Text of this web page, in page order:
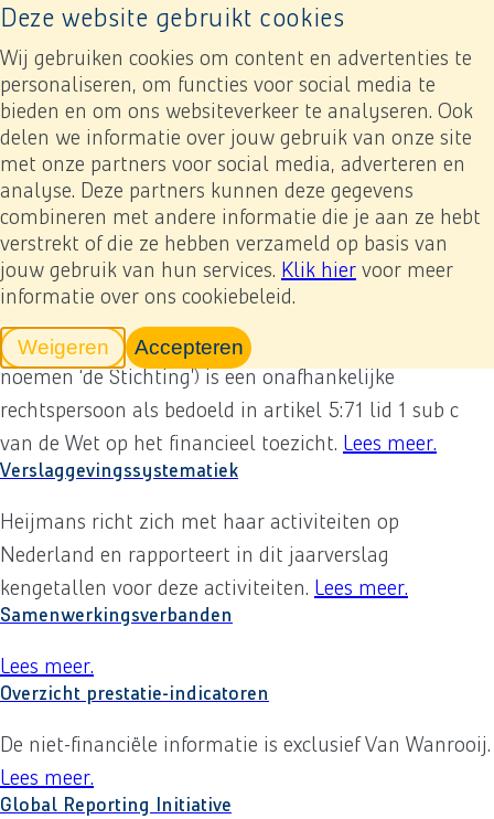
Deze website gebruikt cookies
Wij gebruiken cookies om content en advertenties te
personaliseren, om functies voor social media te
bieden en om ons websiteverkeer te analyseren. Ook
delen we informatie over jouw gebruik van onze site
met onze partners voor social media, adverteren en
analyse. Deze partners kunnen deze gegevens
combineren met andere informatie die je aan ze hebt
verstrekt of die ze hebben verzameld op basis van
jouw gebruik van hun services. Klik hier voor meer
informatie over ons cookiebeleid.
Weigerentracking scripts
Accepterentracking scripts, de pagina zal
Naar home pagina
Jaarverslag 2023 Bijlagen Overige bijlagen
Stichting Administratiekantoor Heijmans 2023
Ter uitvoering van de best practice bepaling 4.5.6
juncto 4.5.7 van de Corporate Governance Code wordt
hieronder verslag gedaan.Lees meeroverStichting
.
Stichting Preferente Aandelen Heijmans
Stichting Preferente Aandelen Heijmans (hierna te
noemen ‘de Stichting’) is een onafhankelijke
rechtspersoon als bedoeld in artikel 5:71 lid 1 sub c
van de Wet op het financieel toezicht. Lees meerover
.
Verslaggevingssystematiek
Heijmans richt zich met haar activiteiten op
Nederland en rapporteert in dit jaarverslag
kengetallen voor deze activiteiten. Lees meerover
.
Samenwerkingsverbanden
Lees meerover
.
Overzicht prestatie-indicatoren
De niet-financiële informatie is exclusief Van Wanrooij.
Lees meerover
.
Global Reporting Initiative
PreviousNext Toevoegen mijn verslag